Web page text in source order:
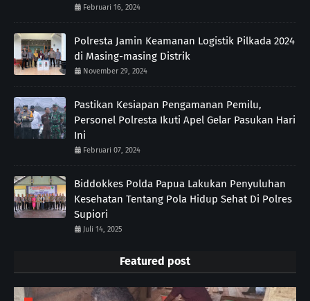
Februari 16, 2024
Polresta Jamin Keamanan Logistik Pilkada 2024
di Masing-masing Distrik
November 29, 2024
Pastikan Kesiapan Pengamanan Pemilu,
Personel Polresta Ikuti Apel Gelar Pasukan Hari
Ini
Februari 07, 2024
Biddokkes Polda Papua Lakukan Penyuluhan
Kesehatan Tentang Pola Hidup Sehat Di Polres
Supiori
Juli 14, 2025
Featured post